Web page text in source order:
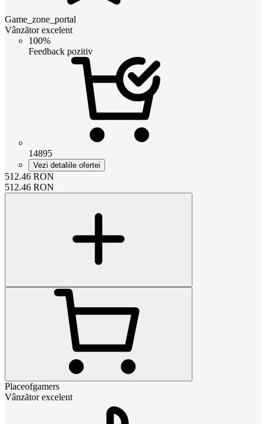
Game_zone_portal
Vânzător excelent
100%
Feedback pozitiv
14895
Vezi detaliile ofertei
512.46 RON
512.46 RON
Placeofgamers
Vânzător excelent